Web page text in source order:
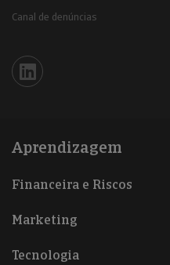
Canal de denúncias
Iberinform en Linkedin
Aprendizagem
Financeira e Riscos
Marketing
Tecnologia